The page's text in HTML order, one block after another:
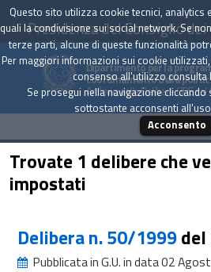
Presidenza del Consiglio
Dipartimento per la
coordinamento della
Archivio delle Delibere CIPE dal
Trovate 1 delibere che
impostati
Delibera n. 50/1999
Pubblicata in G.U. in data 02
Questo sito utilizza cookie tecnici,
quali la condivisione sui social network. Se
terze parti, alcune di queste funzionalità
Per maggiori informazioni sui cookie
consenso all'utilizzo consulta
Se prosegui nella navigazione
sottostante acconsenti
Acconsento